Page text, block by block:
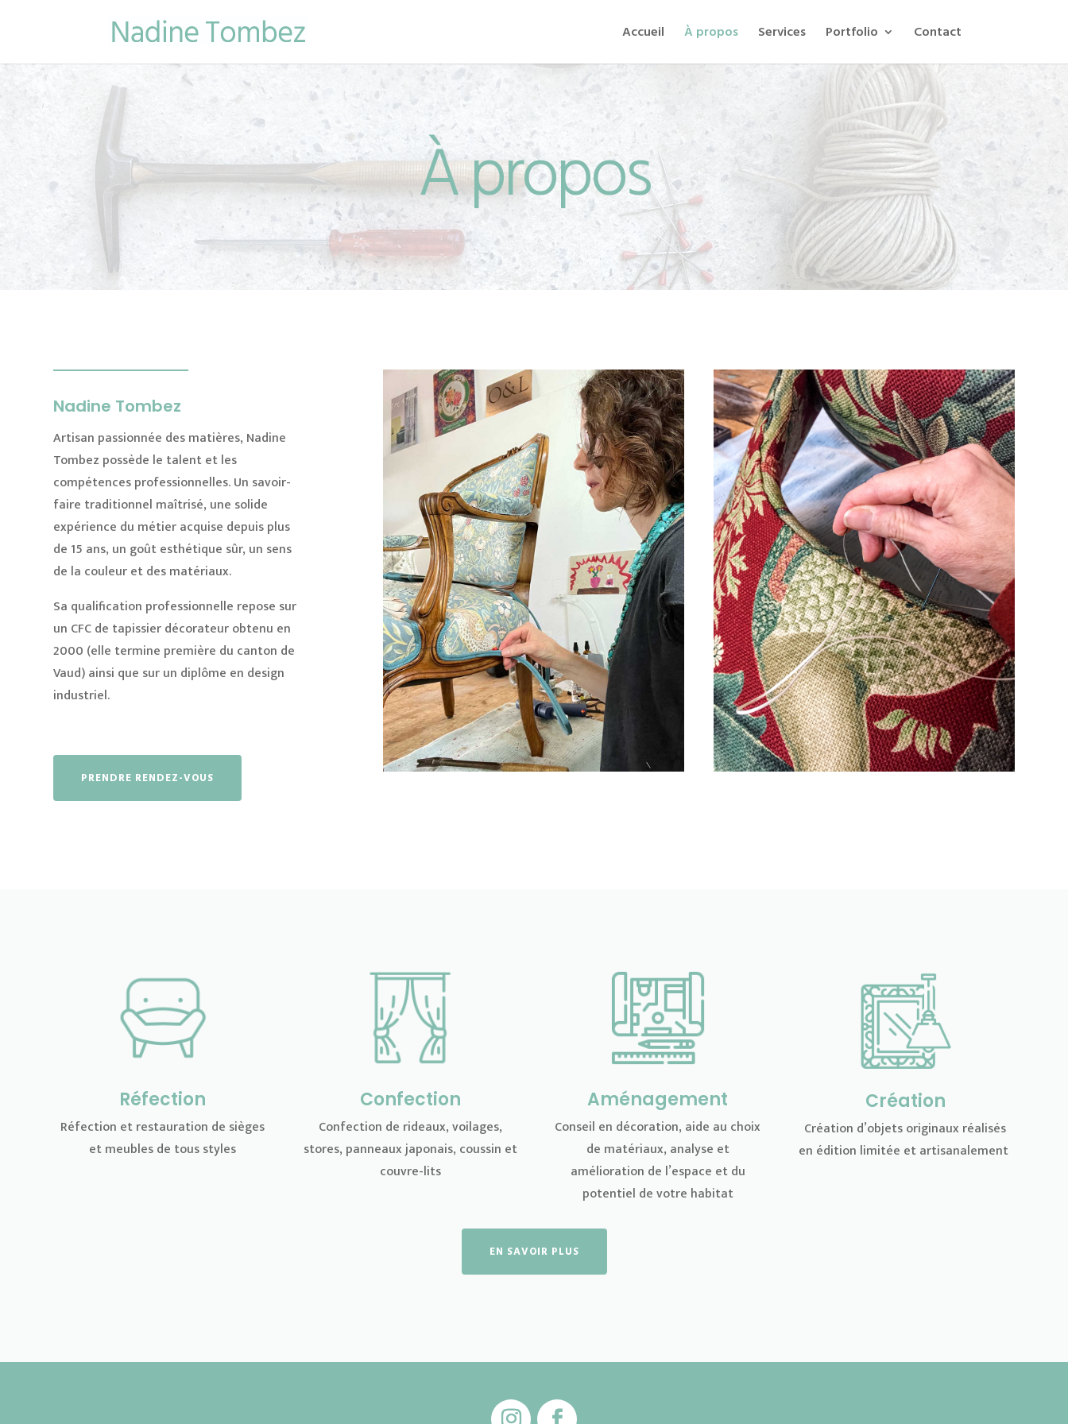
Accueil À propos Services Portfolio Contact
À propos
Nadine Tombez
Artisan passionnée des matières, Nadine
Tombez possède le talent et les
compétences professionnelles. Un savoir-
faire traditionnel maîtrisé, une solide
expérience du métier acquise depuis plus
de 15 ans, un goût esthétique sûr, un sens
de la couleur et des matériaux.
Sa qualification professionnelle repose sur
un CFC de tapissier décorateur obtenu en
2000 (elle termine première du canton de
Vaud) ainsi que sur un diplôme en design
industriel.
PRENDRE RENDEZ-VOUS
Réfection
Réfection et restauration de sièges
et meubles de tous styles
Confection
Confection de rideaux, voilages,
stores, panneaux japonais, coussin et
couvre-lits
Aménagement
Conseil en décoration, aide au choix
de matériaux, analyse et
amélioration de l’espace et du
potentiel de votre habitat
Création
Création d’objets originaux réalisés
en édition limitée et artisanalement
EN SAVOIR PLUS